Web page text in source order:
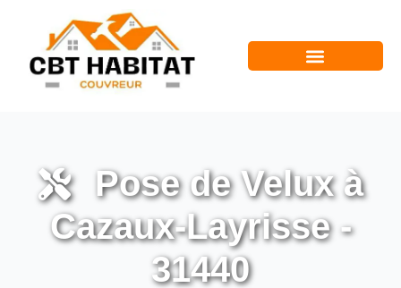
Pose de Velux à
Cazaux-Layrisse -
31440